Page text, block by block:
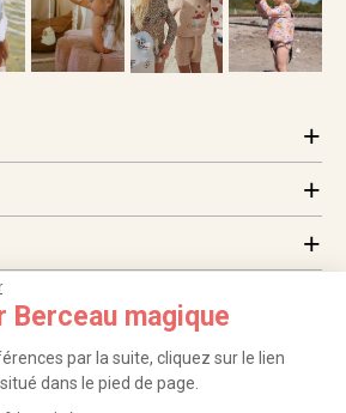
Berceau magique
par la suite, cliquez sur le lien
dans le pied de page.